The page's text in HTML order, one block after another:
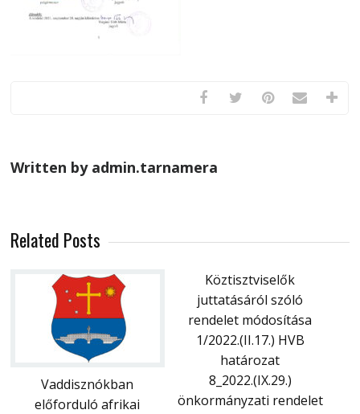
Written by admin.tarnamera
Related Posts
Vaddisznókban
előforduló afrikai
Köztisztviselők
juttatásáról szóló
rendelet módosítása
1/2022.(II.17.) HVB
határozat
8_2022.(IX.29.)
önkormányzati rendelet